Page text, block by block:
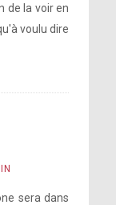
de la voir en
voulu dire
sera dans